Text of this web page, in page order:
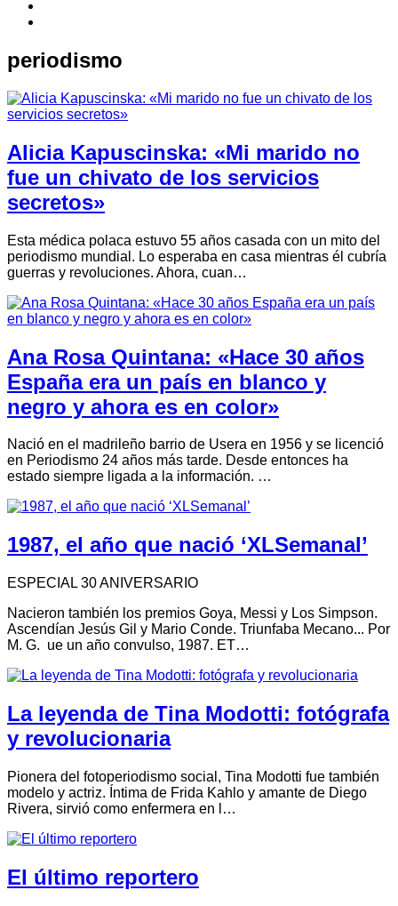
periodismo
Alicia Kapuscinska: «Mi marido no
fue un chivato de los servicios
secretos»
Esta médica polaca estuvo 55 años casada con un mito del
periodismo mundial. Lo esperaba en casa mientras él cubría
guerras y revoluciones. Ahora, cuan…
Ana Rosa Quintana: «Hace 30 años
España era un país en blanco y
negro y ahora es en color»
Nació en el madrileño barrio de Usera en 1956 y se licenció
en Periodismo 24 años más tarde. Desde entonces ha
estado siempre ligada a la información. …
1987, el año que nació ‘XLSemanal’
ESPECIAL 30 ANIVERSARIO
Nacieron también los premios Goya, Messi y Los Simpson.
Ascendían Jesús Gil y Mario Conde. Triunfaba Mecano... Por
M. G. ue un año convulso, 1987. ET…
La leyenda de Tina Modotti: fotógrafa
y revolucionaria
Pionera del fotoperiodismo social, Tina Modotti fue también
modelo y actriz. Íntima de Frida Kahlo y amante de Diego
Rivera, sirvió como enfermera en l…
El último reportero